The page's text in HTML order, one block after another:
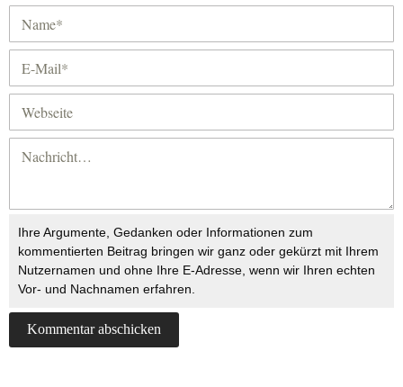
Ihre Argumente, Gedanken oder Informationen zum
kommentierten Beitrag bringen wir ganz oder gekürzt mit Ihrem
Nutzernamen und ohne Ihre E-Adresse, wenn wir Ihren echten
Vor- und Nachnamen erfahren.